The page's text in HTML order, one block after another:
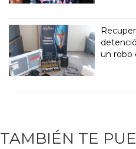
un robo
TAMBIÉN TE